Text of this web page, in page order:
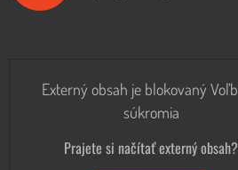
Externý obsah je blokovaný
súkromia
Prajete si načítať externý obsah?